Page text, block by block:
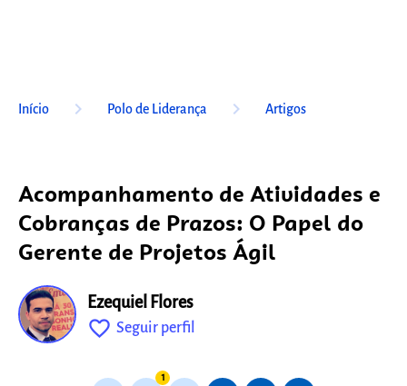
Início keyboard_arrow_right Polo de Liderança keyboard_arrow_right Artigos
Acompanhamento de Atividades e
Cobranças de Prazos: O Papel do
Gerente de Projetos Ágil
Ezequiel Flores
favorite_outline Seguir perfil
1